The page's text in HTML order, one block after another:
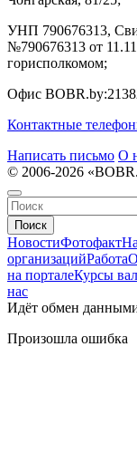
УНП 790676313,
№790676313 от
горисполкомом;
Офис BOBR.by:
Контактные
Написать письмо О
© 2006-2026
Поиск
НовостиФотофакт
организацийРабота
на порталеКурсы
нас
Идёт обмен
Произошла ошибка